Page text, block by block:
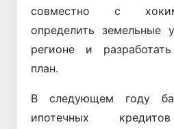
совместно с
определить земельные
регионе и
план.
В следующем году
ипотечных